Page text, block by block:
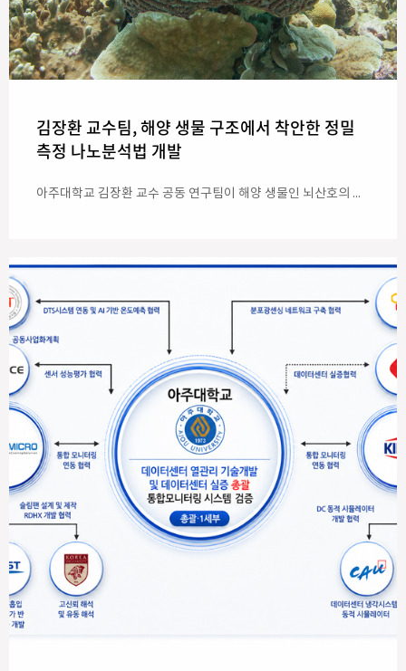
김장환 교수팀, 해양 생물 구조에서 착안한 정밀
측정 나노분석법 개발
아주대학교 김장환 교수 공동 연구팀이 해양 생물인 뇌산호의 구조에서 착안해 위치나 조건에 관계 없이 정밀하게 측정 가능한 나노 분석법을 개발했다. 이에 현장에서의 정밀 분자 분석과 AI 기반 질병 진단 등에 활용될 수 있을 전망이다. 첨단신소재공학과 김장환 교수 연구팀은 블록공중합체 나노패턴 내 '제어된 무질서(controlled disorder)'를 구현함으로써, 측정 방향과 빛의 편광에 관계 없이 균일한 신호를 제공하는 고재현성 표면증강 라만분광(SERS) 플랫폼을 개발했다고 밝혔다. 이번 연구 결과는 ‘블록 공중합체 나노 무질서도 극대화를 통한 차세대 비침습 진단용 비편광 SERS 플랫폼 개발(Maximizing Nanoscale Disorder in Block Copolymers for Orientation-Independent SERS Platform Toward Non-Invasive Diagnostics)’이라는 제목으로 국제 저명 학술지 <어드밴스드 사이언스(Advanced Science) 7월14일 자에 게재됐다. 아주대 김원식 연구원(위 사진 왼쪽)과 충남대 김진만 연구원·경희대 김완선 연구원이 공동 제1저자로 참여했다. 아주대 김장환 교수(첨단신소재공학과, 위 사진 오른쪽)와 충남대 진형민 교수(유기재료공학과)·경희대 최삼진 교수(의과대학)·가톨릭대 김연희 교수(의과대학)는 교신저자로 함께 했다. ‘표면증강 라만분광법(SERS)’은 금속 나노구조에서 빛과 물질의 상호작용을 증폭시켜 극미량의 분자 신호를 검출하는 고감도 분석 기술이다. 이에 바이오 및 의학, 환경과 식품 안전, 국방 및 과학수사 등의 분야에 활용되고 있다. 이 분석법은 높은 감도를 갖는다는 장점이 있지만, 기존 방식의 기판은 나노구조의 배열 방향에 따라 빛의 편광과 입사 방향에 민감하게 반응하는 경우가 많아 측정 위치와 조건에 따른 신호 편차가 발생하는 점이 한계로 지적되어 왔다. 때문에 이러한 문제는 ‘표면증강 라만분광법(SERS)’을 실제 정량 분석과 진단 응용에 활용하기 위해 해결해야 할 핵심적 과제로 남아 있었다. 이를 해결하기 위해 공동 연구팀은 자연계의 뇌산호(Brain coral)가 가진 사람의 뇌와 닮은 구불구불한 무늬의 구조에서 착안, 무작위 방향성(controlled disorder)을 가진 나노패턴을 구현했다. 이러한 구조는 외부 분자가 접근할 수 있는 계면의 길이를 증가시켜 플라즈모닉 활성 부위인 나노갭의 밀도를 높이고, 다양한 방향에서 균일한 광학 특성을 구현할 수 있다. 이를 바탕으로 연구팀은 10nm(나노미터, 1nm는 1m의 십억분의 일에 해당) 미만의 균일한 금 나노갭 어레이를 제작했으며, 기존의 장거리 정렬 구조보다 약 1.5배 높은 SERS 신호와 편광·입사 방향에 영향을 거의 받지 않는 안정적인 특성을 구현해 냈다. 또한 대면적 웨이퍼에서도 높은 신호 균일성과 재현성을 확보해 실용적인 SERS 플랫폼으로서의 공정 확장 가능성을 확인했다. (나) 뇌산호에서 착안한 무작위 방향성 나노패턴 및 SERS 기판 제작 개념도 (다) 고엔트로피(HE)·저엔트로피(LE) 구조에 따른 SERS 방향 의존성 비교 (라) 엔트로피에 따른 각도별 SERS 신호 세기 비교 (마) 고엔트로피(HE)·저엔트로피(LE) 구조의 편광현미경 이미지 및 라만 신호 세기 매핑 비교 (바) 엔트로피에 따른SERS 신호 세기 분포도를 통한 재현성 비교 연구팀은 개발한 플랫폼을 실제 비침습 진단에도 적용했다. 이번에 개발한 플랫폼으로 정상 임산부와 자간전증(임신중독증) 임산부의 소변 시료를 분석한 결과, 기존 기판보다 우수한 인공지능(AI) 기반 분류 성능을 보였다. 이를 통해 연구팀은 자간전증의 비침습 조기 선별을 비롯한 AI 기반 질병 진단과 정량 분자 분석 등에 활용될 수 있음을 확인했다. 이번 연구는 초미세 나노 구조의 촘촘하고 정밀한 규칙성은 그대로 살리면서도, 빛이 들어오는 방향에 따라 측정값이 달라지는 기존의 한계(광학적 이방성)만을 선택적으로 극복한 새로운 설계 방식을 제시했다는 데 의의가 있다. 특히 극미량의 신호도 정확히 잡아내고(고감도), 언제 측정해도 동일한 결과를 나타내며(높은 재현성), 빛의 방향에도 구애받지 않고 측정이 가능(안정성)하며, 웨이퍼 단위의 대량 생산이 가능한 대면적 공정성을 동시에 확보했다. 이에 앞으로 현장에서 즉시 질병을 선별하고 정밀하게 분석할 수 있는 차세대 진단 기기 개발에 크게 기여할 것으로 기대된다. 아주대 김장환 교수는 "이번 연구는 나노구조의 무질서를 단순한 결함이 아닌 광학적 균일성과 측정 신뢰도를 높이는 기능적 설계 요소로 활용한 사례"라며 "대면적 나노패터닝 기술과 인공지능 분석을 결합해 앞으로 질병 조기 선별을 비롯한 다양한 비침습 분자 진단 분야로 확장할 수 있을 것"이라고 설명했다.